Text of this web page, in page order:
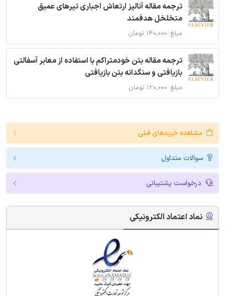
ترجمه مقاله آنالیز ارتعاش اجباری تیرهای عمیق
متخلخل هدفمند
مبلغ: ۱۴۰,۰۰۰ تومان
ترجمه مقاله بتن خودمتراکم با استفاده از معابر آسفالتی
بازیافتی و سنگدانه بتن بازیافتی
مبلغ: ۱۲۰,۰۰۰ تومان
مشاهده خریدهای قبلی
سوالات متداول
درخواست پشتیبانی
نماد اعتماد الکترونیکی